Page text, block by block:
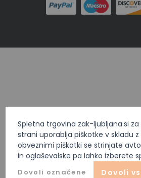
Spletna trgovina zak-ljubljana.si
strani uporablja piškotke v skladu z
obveznimi piškotki se strinjate
in oglaševalske pa lahko izberete
Dovoli označene Dovoli